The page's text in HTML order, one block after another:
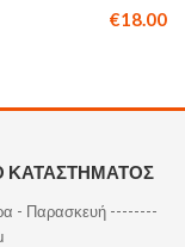
€18.00
ΚΑΤΑΣΤΗΜΑΤΟΣ
- Παρασκευή --------